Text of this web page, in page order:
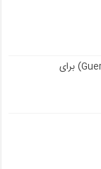
بازاریابی چریکی (Guerrilla Marketing) برای